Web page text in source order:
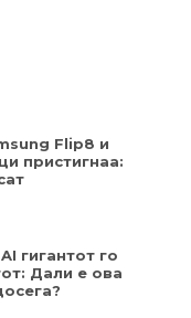
Flip8 и
пристигнаа:
гигантот го
Дали е ова